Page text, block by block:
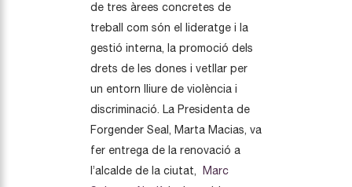
de tres àrees concretes de
treball com són el lideratge i la
gestió interna, la promoció dels
drets de les dones i vetllar per
un entorn lliure de violència i
discriminació. La Presidenta de
Forgender Seal, Marta Macias, va
fer entrega de la renovació a
l’alcalde de la ciutat,
Marc